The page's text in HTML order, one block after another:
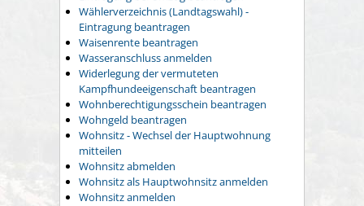
Wählerverzeichnis (Landtagswahl) -
Eintragung beantragen
Waisenrente beantragen
Wasseranschluss anmelden
Widerlegung der vermuteten
Kampfhundeeigenschaft beantragen
Wohnberechtigungsschein beantragen
Wohngeld beantragen
Wohnsitz - Wechsel der Hauptwohnung
mitteilen
Wohnsitz abmelden
Wohnsitz als Hauptwohnsitz anmelden
Wohnsitz anmelden